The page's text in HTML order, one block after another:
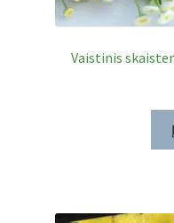
Vaistinis